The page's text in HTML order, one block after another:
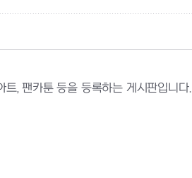
, 팬카툰 등을 등록하는 게시판입니다.